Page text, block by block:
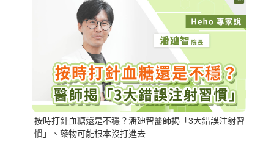
按時打針血糖還是不穩？潘廸智醫師揭「3大錯誤注射習
慣」、藥物可能根本沒打進去